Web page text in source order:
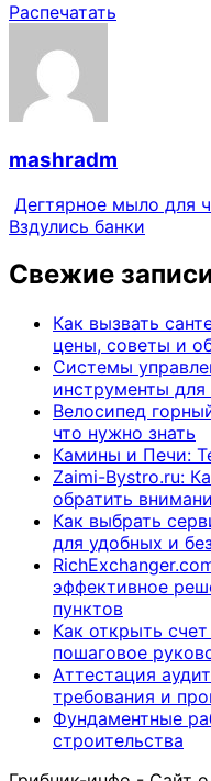
Распечатать
mashradm
Дегтярное мыло для
Вздулись банки
Свежие
Как вызвать
цены, советы и
Системы
инструменты
Велосипед
что нужно знать
Камины и Печи:
Zaimi-Bystro.ru:
обратить
Как выбрать
для удобных и
эффективное
пунктов
Как открыть
пошаговое
Аттестация
требования и
Фундаментные
строительства